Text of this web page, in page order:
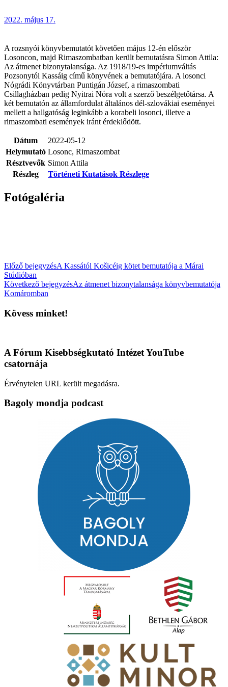
2022. május 17.
A rozsnyói könyvbemutatót követően május 12-én először
Losoncon, majd Rimaszombatban került bemutatásra Simon Attila:
Az átmenet bizonytalansága. Az 1918/19-es impériumváltás
Pozsonytól Kassáig című könyvének a bemutatójára. A losonci
Nógrádi Könyvtárban Puntigán József, a rimaszombati
Csillagházban pedig Nyitrai Nóra volt a szerző beszélgetőtársa. A
két bemutatón az államfordulat általános dél-szlovákiai eseményei
mellett a hallgatóság leginkább a korabeli losonci, illetve a
rimaszombati események iránt érdeklődött.
Dátum
2022-05-12
Helymutató Losonc, Rimaszombat
Résztvevők Simon Attila
Részleg
Történeti Kutatások Részlege
Fotógaléria
Előző bejegyzésA Kassától Košicéig kötet bemutatója a Márai
Stúdióban
Következő bejegyzésAz átmenet bizonytalansága könyvbemutatója
Komáromban
Kövess minket!
A Fórum Kisebbségkutató Intézet YouTube
csatornája
Érvénytelen URL került megadásra.
Bagoly mondja podcast